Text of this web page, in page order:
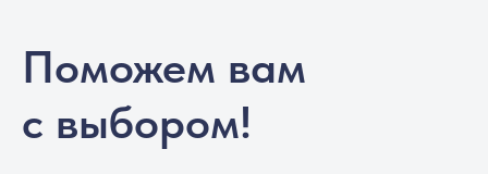
Поможем вам
с выбором!